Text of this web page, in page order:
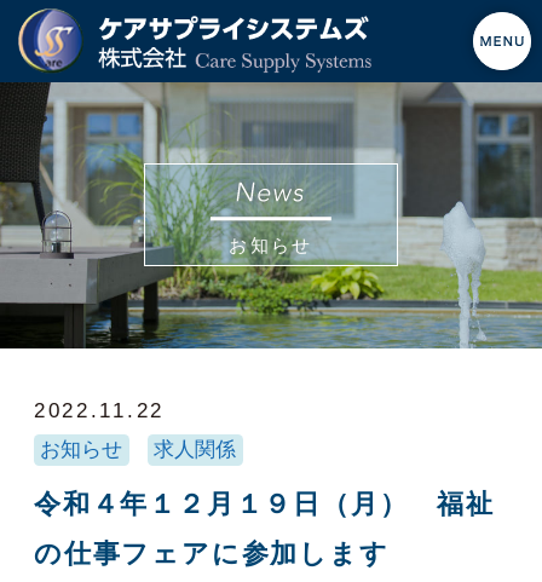
お知らせ
2022.11.22
お知らせ
求人関係
令和４年１２月１９日（月） 福祉
の仕事フェアに参加します